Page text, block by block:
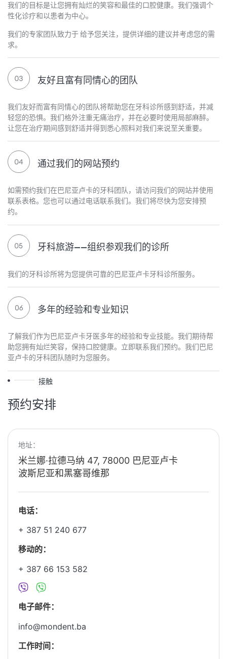
我们的目标是让您拥有灿烂的笑容和最佳的口腔健康。我们强调个
性化诊疗和以患者为中心。
我们的专家团队致力于给予您关注，提供详细的建议并考虑您的需
求。
友好且富有同情心的团队
我们友好而富有同情心的团队将帮助您在牙科诊所感到舒适，并减
轻您的恐惧。我们格外注重无痛治疗，并在必要时使用局部麻醉。
让您在治疗期间感到舒适并得到悉心照料对我们来说至关重要。
通过我们的网站预约
如需预约我们在巴尼亚卢卡的牙科团队，请访问我们的网站并使用
联系表格。您也可以通过电话联系我们。我们将尽快为您安排预
约。
牙科旅游——组织参观我们的诊所
我们的牙科诊所将为您提供可靠的巴尼亚卢卡牙科诊所服务。
多年的经验和专业知识
了解我们作为巴尼亚卢卡牙医多年的经验和专业技能。我们期待帮
助您拥有灿烂笑容，保持口腔健康。立即联系我们预约。我们巴尼
亚卢卡的牙科团队随时为您服务。
接触
预约安排
地址：
米兰娜·拉德马纳 47, 78000 巴尼亚卢卡
波斯尼亚和黑塞哥维那
电话：
+ 387 51 240 677
移动的：
+ 387 66 153 582
电子邮件：
info@mondent.ba
工作时间：